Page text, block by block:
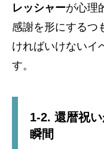
レッシャーが心理
感謝を形にするつ
ければいけないイ
す。
1-2. 還暦祝
瞬間